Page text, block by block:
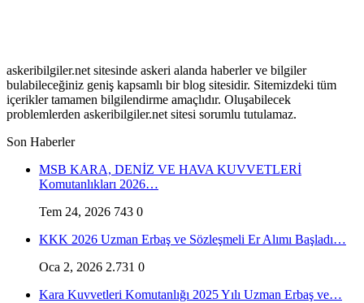
askeribilgiler.net sitesinde askeri alanda haberler ve bilgiler
bulabileceğiniz geniş kapsamlı bir blog sitesidir. Sitemizdeki tüm
içerikler tamamen bilgilendirme amaçlıdır. Oluşabilecek
problemlerden askeribilgiler.net sitesi sorumlu tutulamaz.
Son Haberler
MSB KARA, DENİZ VE HAVA KUVVETLERİ
Komutanlıkları 2026…
Tem 24, 2026 743 0
KKK 2026 Uzman Erbaş ve Sözleşmeli Er Alımı Başladı…
Oca 2, 2026 2.731 0
Kara Kuvvetleri Komutanlığı 2025 Yılı Uzman Erbaş ve…